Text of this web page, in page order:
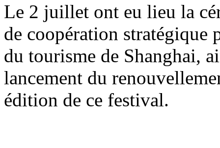
Le 2 juillet ont eu lieu la
de coopération stratégique
du tourisme de Shanghai,
lancement du
édition de ce festival.